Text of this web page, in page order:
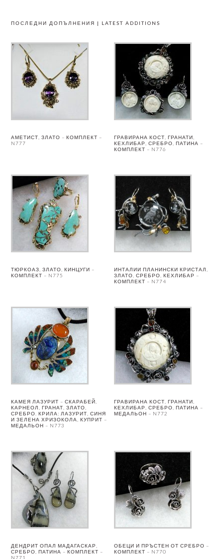
ПОСЛЕДНИ ДОПЪЛНЕНИЯ | LATEST ADDITIONS
АМЕТИСТ, ЗЛАТО – КОМПЛЕКТ –
N777
ГРАВИРАНА КОСТ, ГРАНАТИ,
КЕХЛИБАР, СРЕБРО, ПАТИНА –
КОМПЛЕКТ – N776
ТЮРКОАЗ, ЗЛАТО, КИНЦУГИ –
КОМПЛЕКТ – N775
ИНТАЛИИ ПЛАНИНСКИ КРИСТАЛ,
ЗЛАТО, СРЕБРО, КЕХЛИБАР –
КОМПЛЕКТ – N774
КАМЕЯ ЛАЗУРИТ – СКАРАБЕЙ,
КАРНЕОЛ, ГРАНАТ, ЗЛАТО,
СРЕБРО. КРИЛА: ЛАЗУРИТ, СИНЯ
И ЗЕЛЕНА ХРИЗОКОЛА, КУПРИТ –
МЕДАЛЬОН – N773
ГРАВИРАНА КОСТ, ГРАНАТИ,
КЕХЛИБАР, СРЕБРО, ПАТИНА –
МЕДАЛЬОН – N772
ДЕНДРИТ ОПАЛ МАДАГАСКАР,
СРЕБРО, ПАТИНА – КОМПЛЕКТ –
N771
ОБЕЦИ И ПРЪСТЕН ОТ СРЕБРО –
КОМПЛЕКТ – N770